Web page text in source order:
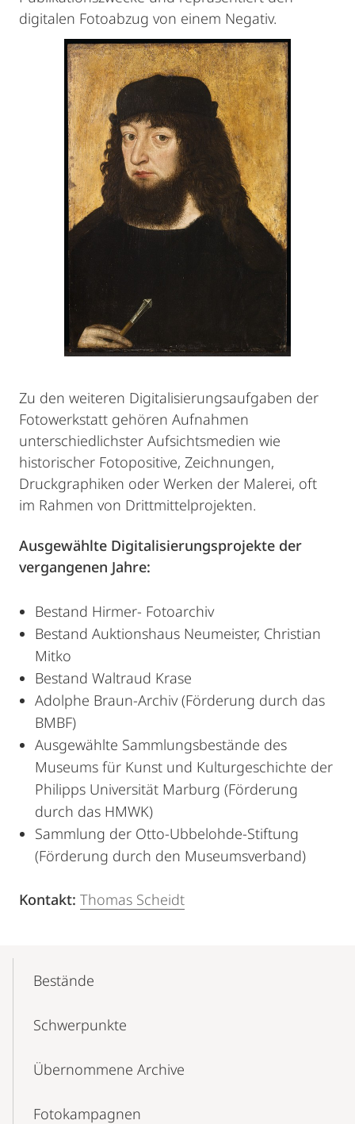
digitalen Fotoabzug von einem Negativ.
Zu den weiteren Digitalisierungsaufgaben der
Fotowerkstatt gehören Aufnahmen
unterschiedlichster Aufsichtsmedien wie
historischer Fotopositive, Zeichnungen,
Druckgraphiken oder Werken der Malerei, oft
im Rahmen von Drittmittelprojekten.
Ausgewählte Digitalisierungsprojekte der
vergangenen Jahre:
Bestand Hirmer- Fotoarchiv
Bestand Auktionshaus Neumeister, Christian
Mitko
Bestand Waltraud Krase
Adolphe Braun-Archiv (Förderung durch das
BMBF)
Ausgewählte Sammlungsbestände des
Museums für Kunst und Kulturgeschichte der
Philipps Universität Marburg (Förderung
durch das HMWK)
Sammlung der Otto-Ubbelohde-Stiftung
(Förderung durch den Museumsverband)
Kontakt: Thomas Scheidt
NavigationBestände
Schwerpunkte
Übernommene Archive
Fotokampagnen